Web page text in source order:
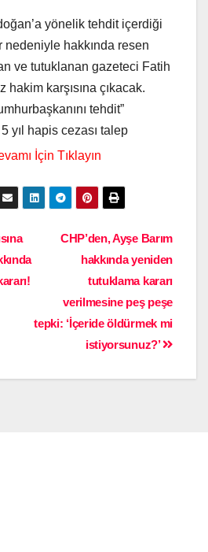
yönelik tehdit içerdiği
hakkında resen
ve tutuklanan gazeteci Fatih
hakim karşısına çıkacak.
tehdit”
yıl hapis cezası talep
CHP’den, Ayşe Barım
hakkında yeniden
tutuklama kararı
verilmesine peş peşe
tepki: ‘İçeride öldürmek mi
istiyorsunuz?’